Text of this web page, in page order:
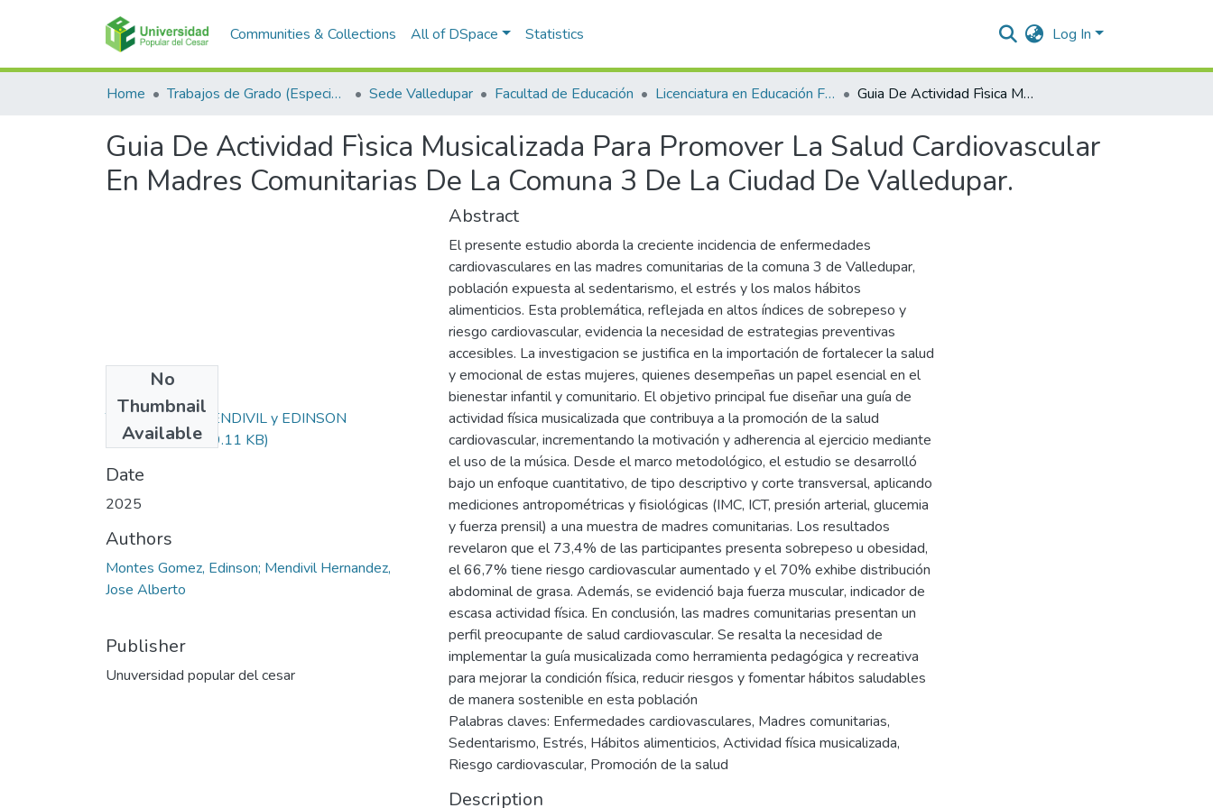
Communities & Collections All of DSpace Statistics Log In
Home Trabajos de Grado (Especializaciones y Pregrados) Sede Valledupar Facultad de Educación Licenciatura en Educación Física, Recreación y Deportes. Guia De Actividad Fìsica Musicalizada Para Promover La Salud Cardiovascular En Madres Comunitarias De La Comuna 3 De La Ciudad De Valledupar.
Guia De Actividad Fìsica Musicalizada Para Promover La Salud Cardiovascular
En Madres Comunitarias De La Comuna 3 De La Ciudad De Valledupar.
No
Thumbnail
Available
TGF-38-JOSÉ MENDIVIL y EDINSON
MONTES.pdf(449.11 KB)
Date
2025
Authors
Montes Gomez, Edinson; Mendivil Hernandez,
Jose Alberto
Publisher
Unuversidad popular del cesar
Abstract
El presente estudio aborda la creciente incidencia de enfermedades
cardiovasculares en las madres comunitarias de la comuna 3 de Valledupar,
población expuesta al sedentarismo, el estrés y los malos hábitos
alimenticios. Esta problemática, reflejada en altos índices de sobrepeso y
riesgo cardiovascular, evidencia la necesidad de estrategias preventivas
accesibles. La investigacion se justifica en la importación de fortalecer la salud
y emocional de estas mujeres, quienes desempeñas un papel esencial en el
bienestar infantil y comunitario. El objetivo principal fue diseñar una guía de
actividad física musicalizada que contribuya a la promoción de la salud
cardiovascular, incrementando la motivación y adherencia al ejercicio mediante
el uso de la música. Desde el marco metodológico, el estudio se desarrolló
bajo un enfoque cuantitativo, de tipo descriptivo y corte transversal, aplicando
mediciones antropométricas y fisiológicas (IMC, ICT, presión arterial, glucemia
y fuerza prensil) a una muestra de madres comunitarias. Los resultados
revelaron que el 73,4% de las participantes presenta sobrepeso u obesidad,
el 66,7% tiene riesgo cardiovascular aumentado y el 70% exhibe distribución
abdominal de grasa. Además, se evidenció baja fuerza muscular, indicador de
escasa actividad física. En conclusión, las madres comunitarias presentan un
perfil preocupante de salud cardiovascular. Se resalta la necesidad de
implementar la guía musicalizada como herramienta pedagógica y recreativa
para mejorar la condición física, reducir riesgos y fomentar hábitos saludables
de manera sostenible en esta población
Palabras claves: Enfermedades cardiovasculares, Madres comunitarias,
Sedentarismo, Estrés, Hábitos alimenticios, Actividad física musicalizada,
Riesgo cardiovascular, Promoción de la salud
Description